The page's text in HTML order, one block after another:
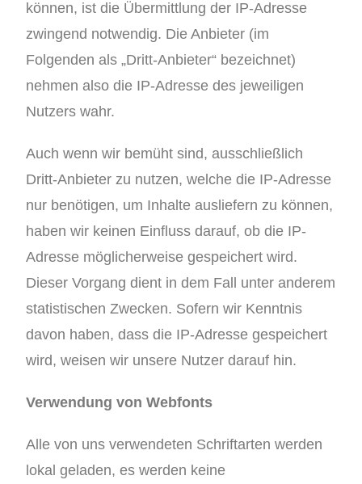
können, ist die Übermittlung der IP-Adresse
zwingend notwendig. Die Anbieter (im
Folgenden als „Dritt-Anbieter“ bezeichnet)
nehmen also die IP-Adresse des jeweiligen
Nutzers wahr.
Auch wenn wir bemüht sind, ausschließlich
Dritt-Anbieter zu nutzen, welche die IP-Adresse
nur benötigen, um Inhalte ausliefern zu können,
haben wir keinen Einfluss darauf, ob die IP-
Adresse möglicherweise gespeichert wird.
Dieser Vorgang dient in dem Fall unter anderem
statistischen Zwecken. Sofern wir Kenntnis
davon haben, dass die IP-Adresse gespeichert
wird, weisen wir unsere Nutzer darauf hin.
Verwendung von Webfonts
Alle von uns verwendeten Schriftarten werden
lokal geladen, es werden keine